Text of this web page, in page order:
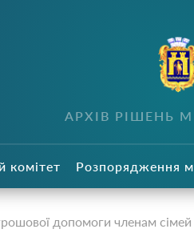
АРХІВ РІШЕНЬ
комітет Розпорядження
допомоги членам сімей